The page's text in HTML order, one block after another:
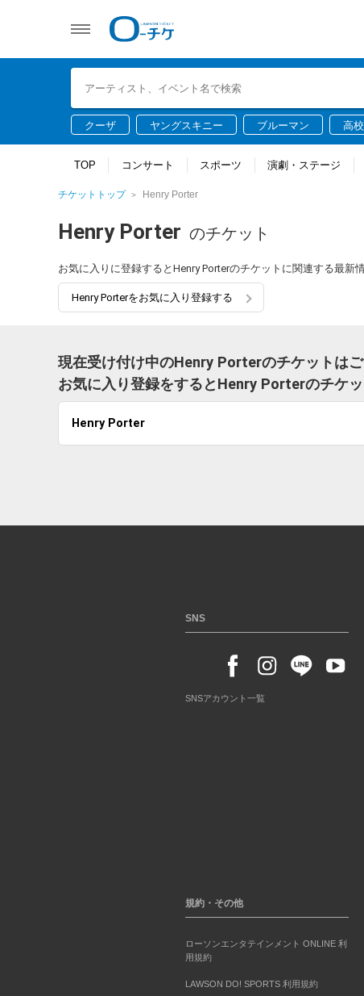
クーザ ヤングスキニー ブルーマン 高
TOP コンサート スポーツ 演劇・ステージ
チケットトップ Henry Porter
Henry Porter のチケット
お気に入りに登録するとHenry Porterのチケットに関連する最新
Henry Porterをお気に入り登録する
現在受け付け中のHenry Porterのチケットはご
お気に入り登録をするとHenry Porterのチケ
Henry Porter
SNS
SNSアカウント一覧
規約・その他
ローソンエンタテインメント ONLINE 利
用規約
LAWSON DO! SPORTS 利用規約